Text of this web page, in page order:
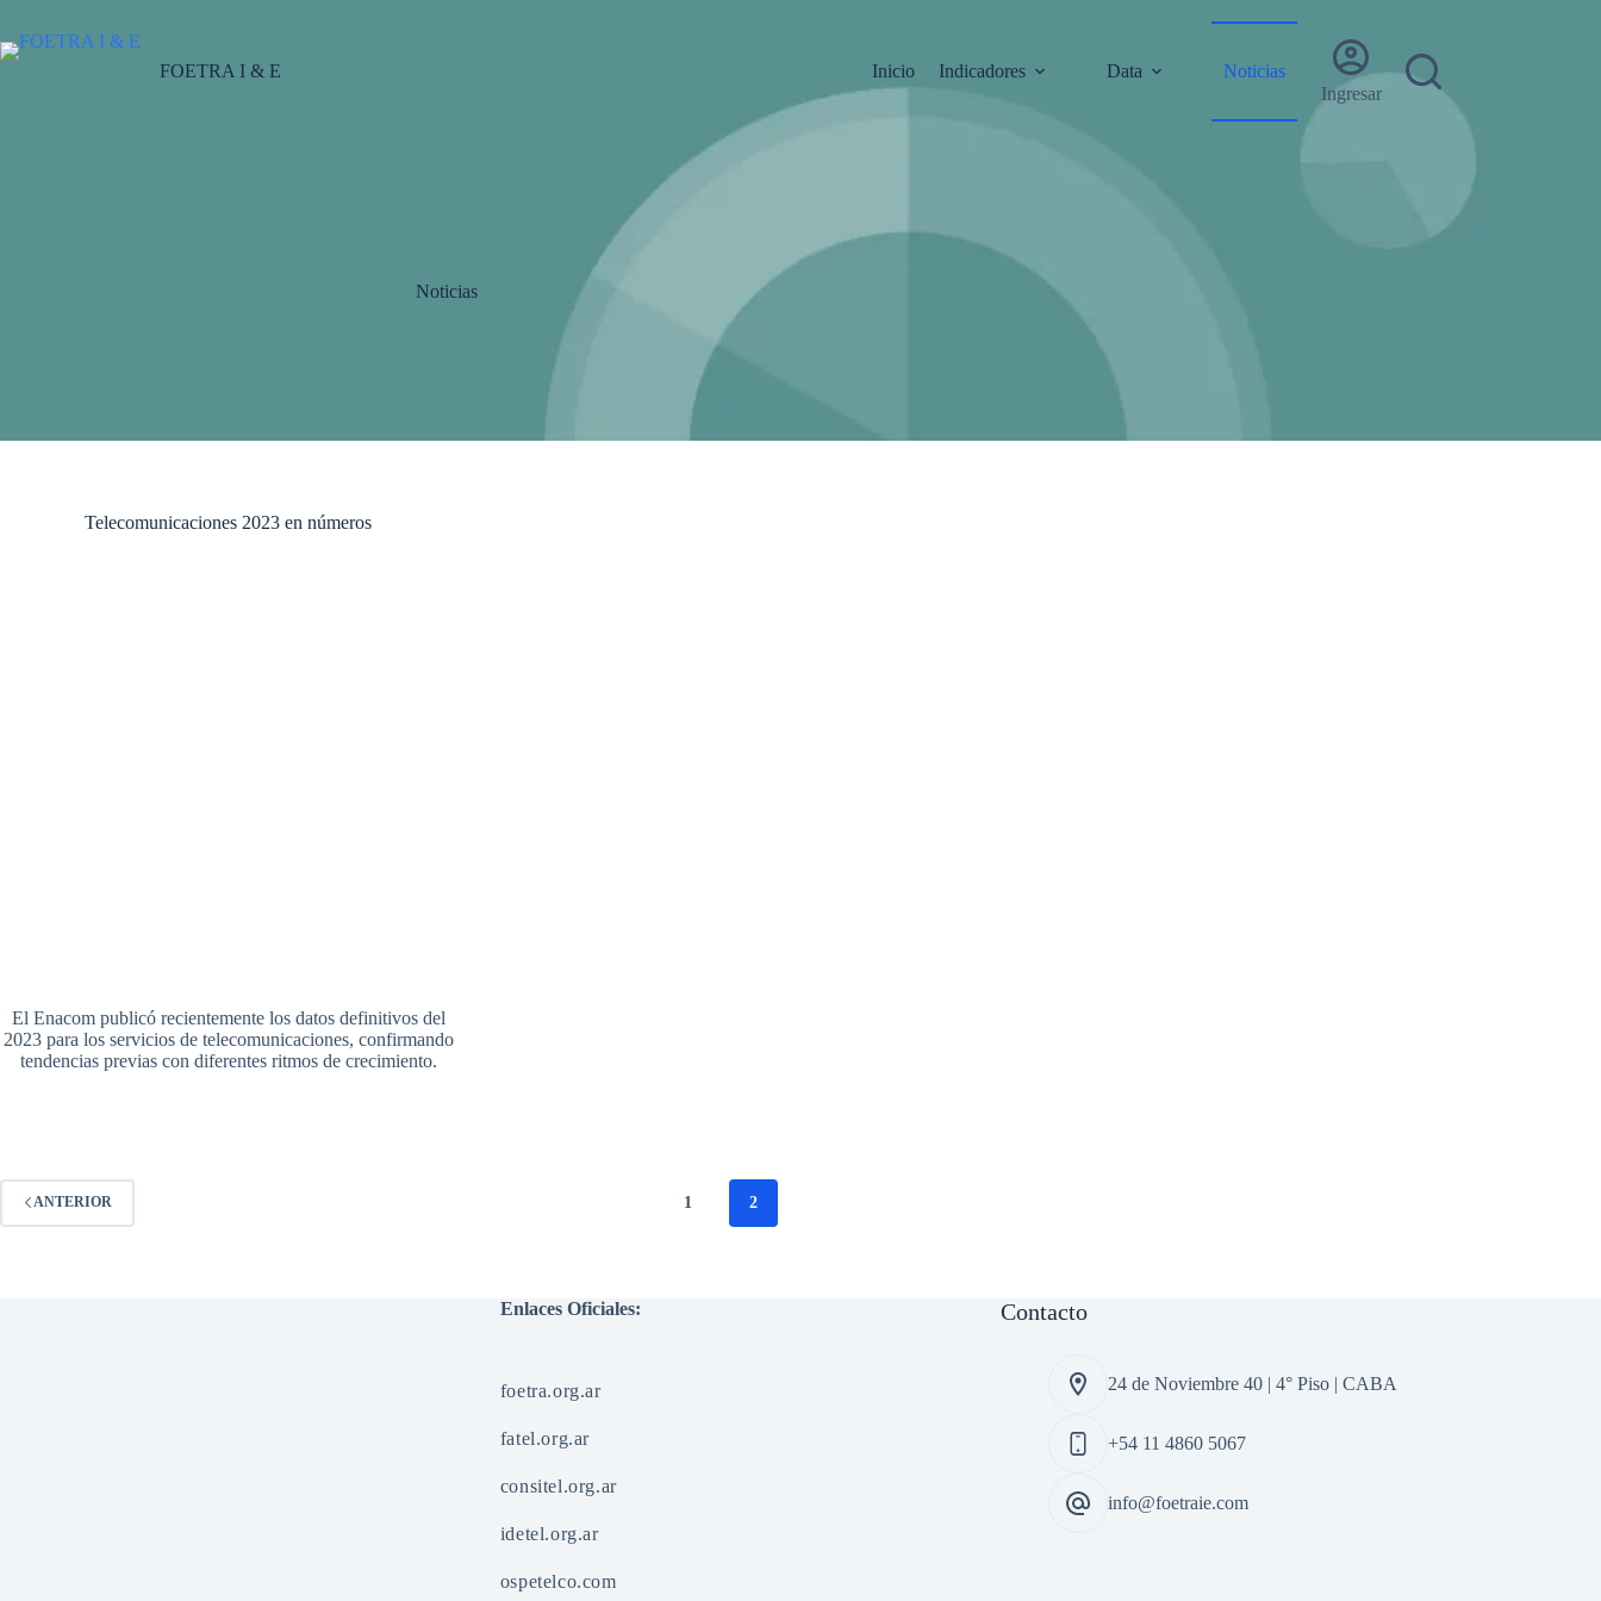
contenido
FOETRA I & E
Inicio Indicadores Data
Noticias
Ingresar
Noticias
Telecomunicaciones 2023 en números
El Enacom publicó recientemente los datos definitivos del
2023 para los servicios de telecomunicaciones, confirmando
tendencias previas con diferentes ritmos de crecimiento.
ANTERIOR 1 2
Enlaces Oficiales:
foetra.org.ar
fatel.org.ar
consitel.org.ar
idetel.org.ar
ospetelco.com
Contacto
24 de Noviembre 40 | 4° Piso | CABA
+54 11 4860 5067
info@foetraie.com